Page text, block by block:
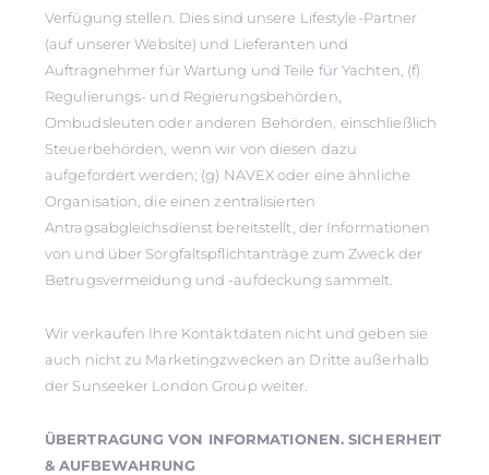
Verfügung stellen. Dies sind unsere Lifestyle-Partner
(auf unserer Website) und Lieferanten und
Auftragnehmer für Wartung und Teile für Yachten, (f)
Regulierungs- und Regierungsbehörden,
Ombudsleuten oder anderen Behörden, einschließlich
Steuerbehörden, wenn wir von diesen dazu
aufgefordert werden; (g) NAVEX oder eine ähnliche
Organisation, die einen zentralisierten
Antragsabgleichsdienst bereitstellt, der Informationen
von und über Sorgfaltspflichtanträge zum Zweck der
Betrugsvermeidung und -aufdeckung sammelt.
Wir verkaufen Ihre Kontaktdaten nicht und geben sie
auch nicht zu Marketingzwecken an Dritte außerhalb
der Sunseeker London Group weiter.
ÜBERTRAGUNG VON INFORMATIONEN. SICHERHEIT
& AUFBEWAHRUNG